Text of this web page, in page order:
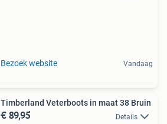
Bezoek website Vandaag
Timberland Veterboots in maat 38 Bruin
€ 89,95 Details